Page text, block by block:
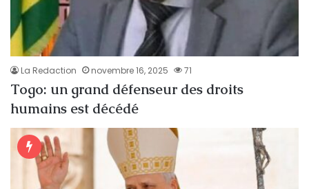
La Redaction novembre 16, 2025 71
Togo: un grand défenseur des droits
humains est décédé